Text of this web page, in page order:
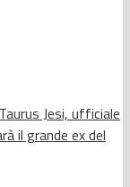
Jesi, ufficiale
il grande ex del